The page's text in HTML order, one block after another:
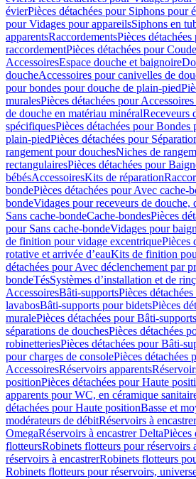
évierPièces détachées pour Siphons pour
pour Vidages pour appareilsSiphons en
apparentsRaccordementsPièces
raccordementPièces détachées pour
AccessoiresEspace douche et baignoire
doucheAccessoires pour canivelles de
pour bondes pour douche de plain-pied
muralesPièces détachées pour
de douche en matériau minéralReceveurs
spécifiquesPièces détachées pour
plain-piedPièces détachées pour
rangement pour douchesNiches de
rectangulairesPièces détachées pour
bébésAccessoiresKits de réparation
bondePièces détachées pour Avec cache-
bondeVidages pour receveurs de douche,
Sans cache-bondeCache-bondesPièces
pour Sans cache-bondeVidages pour
de finition pour vidage excentriquePièces
rotative et arrivée d’eauKits de finition
détachées pour Avec déclenchement par
bondeTésSystèmes d’installation et de
AccessoiresBâti-supportsPièces
lavabosBâti-supports pour bidetsPièces
muralePièces détachées pour Bâti-
séparations de douchesPièces détachées
robinetteriesPièces détachées pour Bâti-
pour charges de consolePièces détachées
AccessoiresRéservoirs apparents
positionPièces détachées pour Haute
apparents pour WC, en céramique
détachées pour Haute positionBasse et
modérateurs de débitRéservoirs à encastrer
OmegaRéservoirs à encastrer DeltaPièces
flotteursRobinets flotteurs pour réservoirs
réservoirs à encastrerRobinets flotteurs
Robinets flotteurs pour réservoirs,